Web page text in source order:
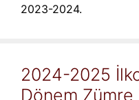
2023-2024.
2024-2025
Dönem Zümre